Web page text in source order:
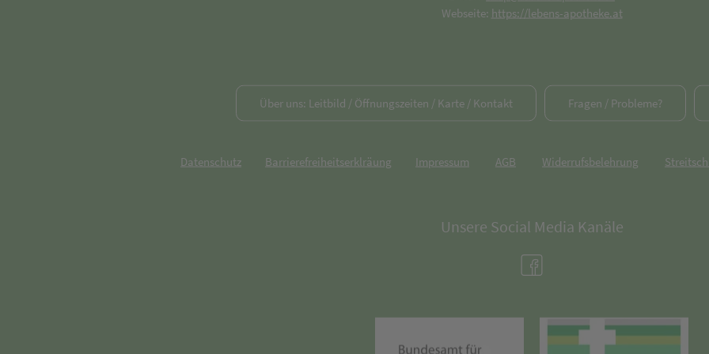
Webseite: https://lebens-apotheke.at
Über uns: Leitbild / Öffnungszeiten / Karte / Kontakt Fragen / Probleme?
Datenschutz Barrierefreiheitserklräung Impressum AGB Widerrufsbelehrung
Unsere Social Media Kanäle
(öffnet in neuem Tab)